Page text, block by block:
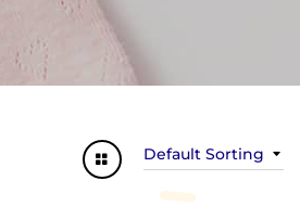
Default Sorting